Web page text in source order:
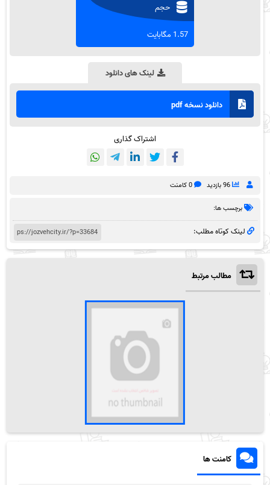
حجم
1.57 مگابایت
لینک های دانلود
دانلود نسخه pdf
اشتراک گذاری
96 بازدید 0 کامنت
برچسب ها:
لینک کوتاه مطلب:
مطالب مرتبط
کامنت ها